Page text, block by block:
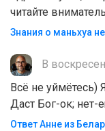
читайте
Знания о маньхуа
В
Всё не уймётесь)
Даст Бог-ок;
Ответ Анне из